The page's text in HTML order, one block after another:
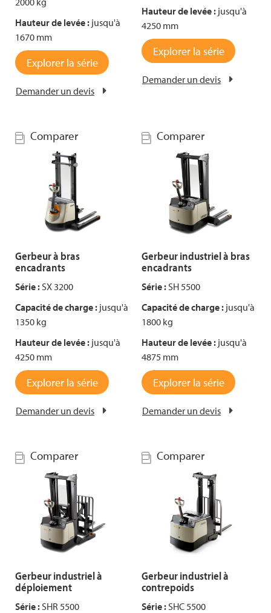
Hauteur de levée : jusqu'à
1670 mm
Explorer la série
Demander un devis
Hauteur de levée : jusqu'à
4250 mm
Explorer la série
Demander un devis
Comparer
Gerbeur à bras
encadrants
Série :SX 3200
Capacité de charge : jusqu'à
1350 kg
Hauteur de levée : jusqu'à
4250 mm
Explorer la série
Demander un devis
Comparer
Gerbeur industriel à bras
encadrants
Série :SH 5500
Capacité de charge : jusqu'à
1800 kg
Hauteur de levée : jusqu'à
4875 mm
Explorer la série
Demander un devis
Comparer
Gerbeur industriel à
déploiement
Série :SHR 5500
Comparer
Gerbeur industriel à
contrepoids
Série :SHC 5500